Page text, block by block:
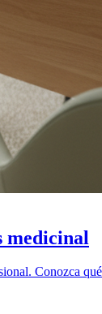
medicinal
Conozca